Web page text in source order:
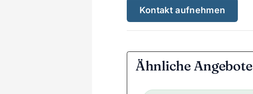
Kontakt aufnehmen
Ähnliche Angebote